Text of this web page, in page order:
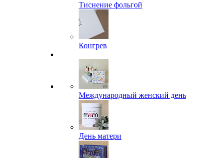
Тиснение фольгой
Конгрев
Международный женский день
День матери